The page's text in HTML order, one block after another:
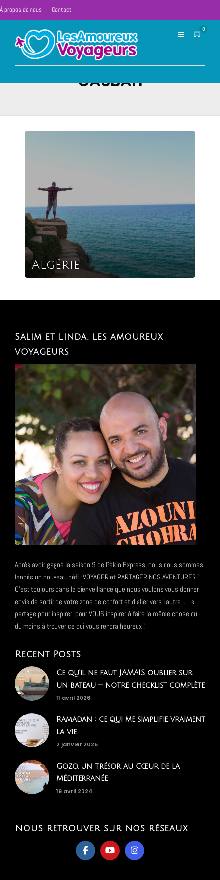
À propos de nous Contact
0
CASBAH
Algérie
Salim et Linda, les amoureux
voyageurs
Après avoir gagné la saison 9 de Pékin Express, nous nous sommes
lancés un nouveau défi : VOYAGER et PARTAGER NOS AVENTURES !
C'est toujours dans la bienveillance que nous voulons vous donner
envie de sortir de votre zone de confort et d'aller vers l'autre ... Le
partage pour inspirer, pour VOUS inspirer à faire la même chose ou
du moins à trouver ce qui vous rendra heureux !
Recent Posts
Ce qu'il ne faut JAMAIS oublier sur
un bateau — notre checklist complète
11 avril 2026
Ramadan : ce qui me simplifie vraiment
la vie
2 janvier 2026
Gozo, un Trésor au Cœur de la
Méditerranée
19 avril 2024
Nous retrouver sur nos réseaux